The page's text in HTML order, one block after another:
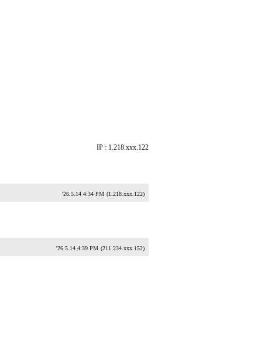
IP : 1.218.xxx.122
'26.5.14 4:34 PM (1.218.xxx.122)
'26.5.14 4:39 PM (211.234.xxx.152)